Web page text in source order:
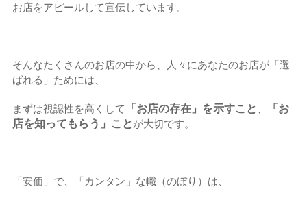
お店をアピールして宣伝しています。
そんなたくさんのお店の中から、人々にあなたのお店が「選
ばれる」ためには、
まずは視認性を高くして 「お店の存在」を示すこと 、
「お
店を知ってもらう」ことが大切です。
「安価」で、「カンタン」な幟（のぼり）は、